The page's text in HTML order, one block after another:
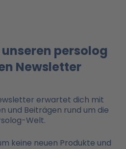
persolog
Newsletter
erwartet dich mit
und Beiträgen rund um die
Welt.
keine neuen Produkte und